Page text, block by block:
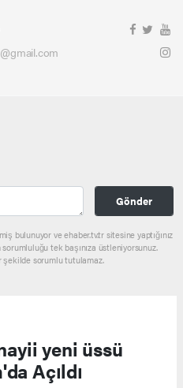
Gönder
bulunuyor ve ehaber.tv.tr sitesine yaptığınız
tek başınıza üstleniyorsunuz.
şekilde sorumlu tutulamaz.
yeni üssü
Açıldı